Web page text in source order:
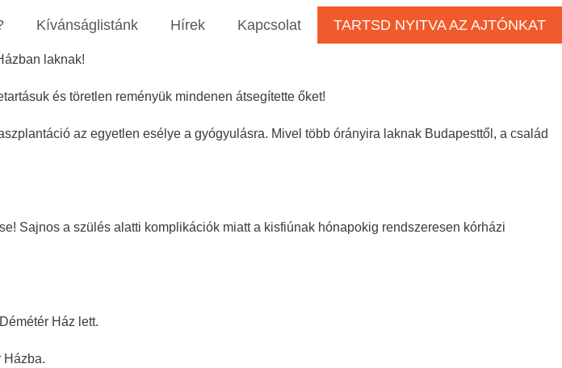
Kívánságlistánk Hírek Kapcsolat TARTSD NYITVA AZ AJTÓNKAT
laknak!
és töretlen reményük mindenen átsegítette őket!
az egyetlen esélye a gyógyulásra. Mivel több órányira laknak Budapesttől, a család
Sajnos a szülés alatti komplikációk miatt a kisfiúnak hónapokig rendszeresen kórházi
Ház lett.
Házba.